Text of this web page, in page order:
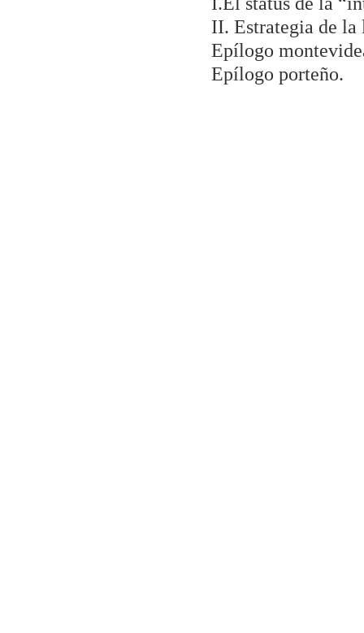
II. Estrategia de
Epílogo
Epílogo porteño.